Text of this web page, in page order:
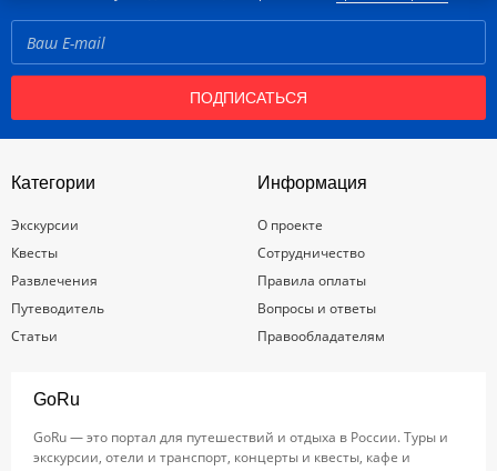
ПОДПИСАТЬСЯ
Категории
Экскурсии
Квесты
Развлечения
Путеводитель
Статьи
Информация
О проекте
Сотрудничество
Правила оплаты
Вопросы и ответы
Правообладателям
GoRu
GoRu — это портал для путешествий и отдыха в России. Туры и
экскурсии, отели и транспорт, концерты и квесты, кафе и